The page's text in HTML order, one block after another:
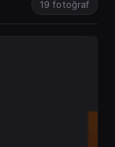
19 fotoğraf